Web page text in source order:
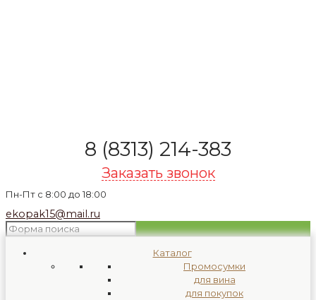
8 (8313) 214-383
Заказать звонок
Пн-Пт с 8:00 до 18:00
ekopak15@mail.ru
Каталог
Промосумки
для вина
для покупок